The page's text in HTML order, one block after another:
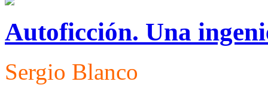
Autoficción. Una
Sergio Blanco